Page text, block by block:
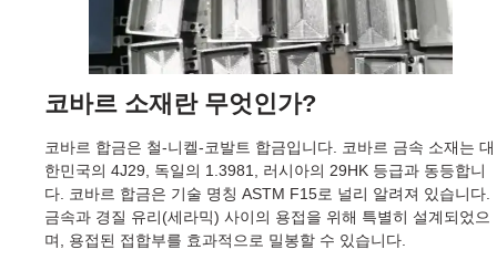
코바르 소재란 무엇인가?
코바르 합금은 철-니켈-코발트 합금입니다. 코바르 금속 소재는 대
한민국의 4J29, 독일의 1.3981, 러시아의 29HK 등급과 동등합니
다. 코바르 합금은 기술 명칭 ASTM F15로 널리 알려져 있습니다.
금속과 경질 유리(세라믹) 사이의 용접을 위해 특별히 설계되었으
며, 용접된 접합부를 효과적으로 밀봉할 수 있습니다.